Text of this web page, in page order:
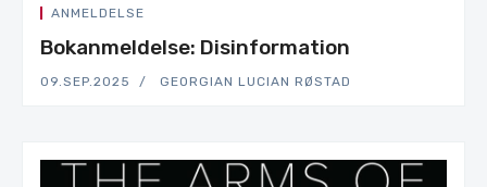
ANMELDELSE
Bokanmeldelse: Disinformation
09.SEP.2025 GEORGIAN LUCIAN RØSTAD